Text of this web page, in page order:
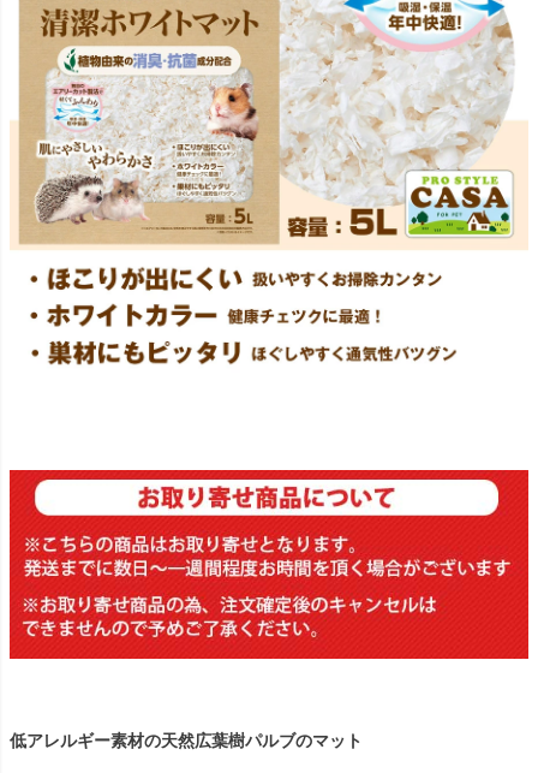
低アレルギー素材の天然広葉樹パルブのマット